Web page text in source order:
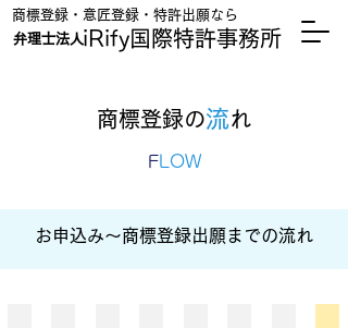
弁理士法人iRify国際特許事務所
​商標登録・意匠登録・特許出願なら
商標登録の流れ
FLOW
お申込み～商標登録出願までの流れ​